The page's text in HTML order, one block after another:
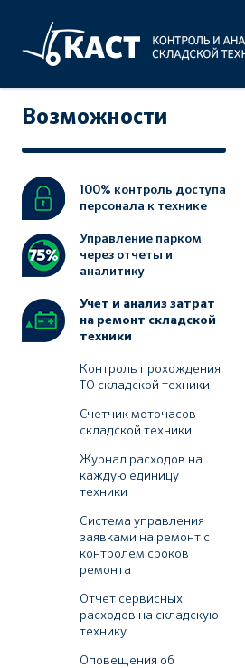
Возможности
100% контроль доступа
персонала к технике
Управление парком
через отчеты и
аналитику
Учет и анализ затрат
на ремонт складской
техники
Контроль прохождения
ТО складской техники
Счетчик моточасов
складской техники
Журнал расходов на
каждую единицу
техники
Система управления
заявками на ремонт с
контролем сроков
ремонта
Отчет сервисных
расходов на складскую
технику
Оповещения об